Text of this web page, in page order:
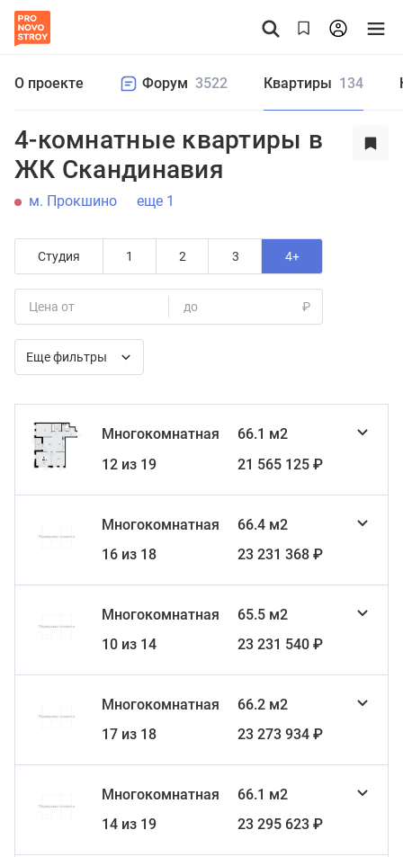
О проекте Форум 3522 Квартиры 134
4-комнатные квартиры в
ЖК Скандинавия
м. Прокшино еще 1
Студия 1 2 3 4+
Цена от до ₽
Еще фильтры
Многокомнатная
66.1 м2
12 из 19
21 565 125 ₽
Многокомнатная
66.4 м2
16 из 18
23 231 368 ₽
Многокомнатная
65.5 м2
10 из 14
23 231 540 ₽
Многокомнатная
66.2 м2
17 из 18
23 273 934 ₽
Многокомнатная
66.1 м2
14 из 19
23 295 623 ₽